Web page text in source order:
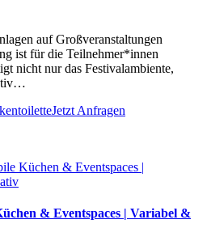
auf Großveranstaltungen
ist für die Teilnehmer*innen
nicht nur das Festivalambiente,
Jetzt Anfragen
Küchen & Eventspaces |
& Eventspaces | Variabel &